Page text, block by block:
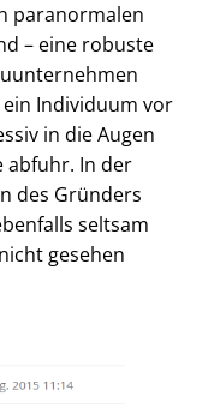
paranormalen
– eine robuste
Individuum vor
in die Augen
abfuhr. In der
des Gründers
seltsam
gesehen